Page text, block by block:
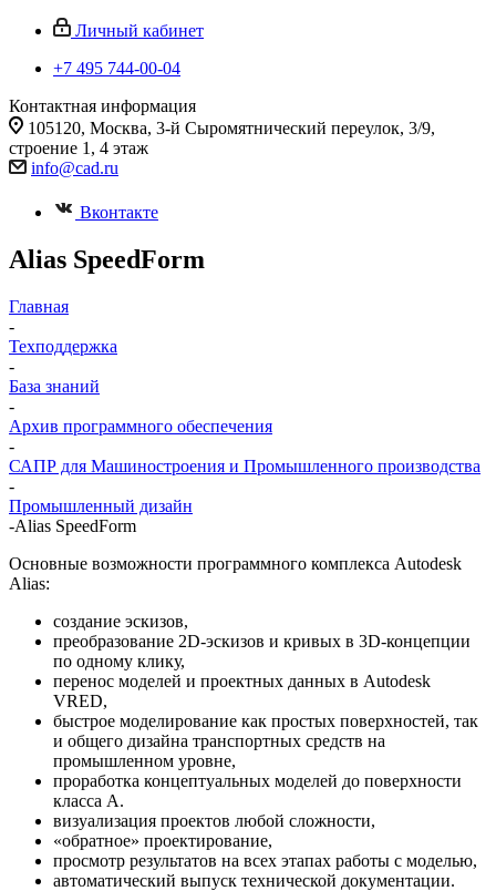
Личный кабинет
+7 495 744-00-04
Контактная информация
105120, Москва, 3-й Сыромятнический переулок, 3/9,
строение 1, 4 этаж
info@cad.ru
Вконтакте
Alias SpeedForm
Главная
-
Техподдержка
-
База знаний
-
Архив программного обеспечения
-
САПР для Машиностроения и Промышленного производства
-
Промышленный дизайн
-Alias SpeedForm
Основные возможности программного комплекса Autodesk
Alias:
создание эскизов,
преобразование 2D-эскизов и кривых в 3D-концепции
по одному клику,
перенос моделей и проектных данных в Autodesk
VRED,
быстрое моделирование как простых поверхностей, так
и общего дизайна транспортных средств на
промышленном уровне,
проработка концептуальных моделей до поверхности
класса А.
визуализация проектов любой сложности,
«обратное» проектирование,
просмотр результатов на всех этапах работы с моделью,
автоматический выпуск технической документации.